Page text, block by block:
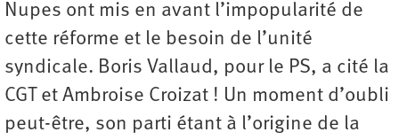
Nupes ont mis en avant l’impopularité de
cette réforme et le besoin de l’unité
syndicale. Boris Vallaud, pour le PS, a cité la
CGT et Ambroise Croizat ! Un moment d’oubli
peut-être, son parti étant à l’origine de la